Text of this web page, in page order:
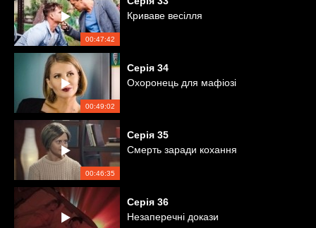
00:47:42
Криваве весілля
00:49:02
Серія 34
Охоронець для мафіозі
00:46:35
Серія 35
Смерть заради кохання
Серія 36
Незаперечні докази